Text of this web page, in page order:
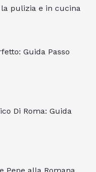
pulizia e in cucina
Guida Passo
Di Roma: Guida
Pepe alla Romana